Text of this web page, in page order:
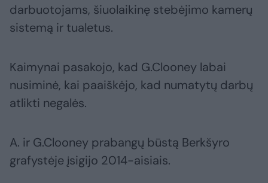
darbuotojams, šiuolaikinę stebėjimo kamerų
sistemą ir tualetus.
Kaimynai pasakojo, kad G.Clooney labai
nusiminė, kai paaiškėjo, kad numatytų darbų
atlikti negalės.
A. ir G.Clooney prabangų būstą Berkšyro
grafystėje įsigijo 2014-aisiais.